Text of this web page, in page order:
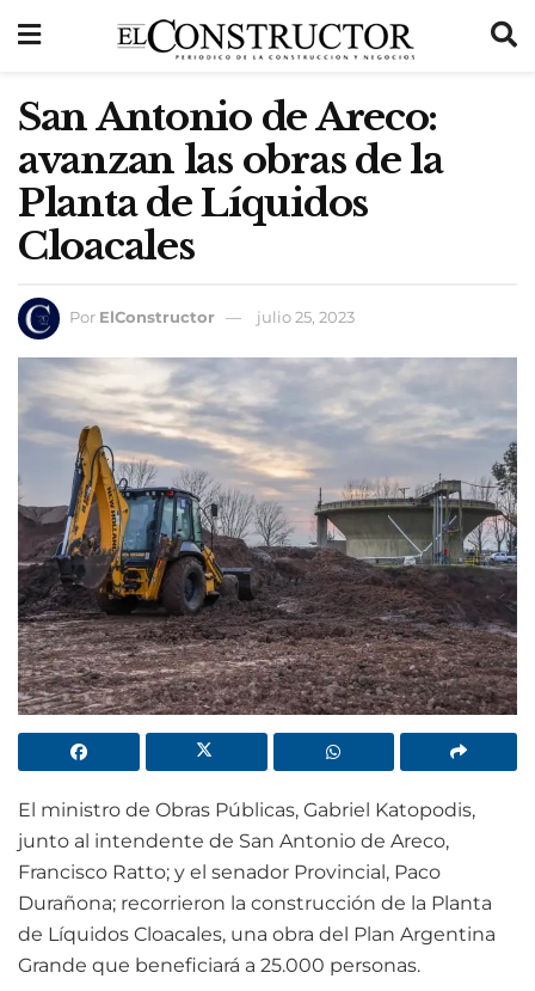
San Antonio de Areco:
avanzan las obras de la
Planta de Líquidos
Cloacales
Por ElConstructor julio 25, 2023
El ministro de Obras Públicas, Gabriel Katopodis,
junto al intendente de San Antonio de Areco,
Francisco Ratto; y el senador Provincial, Paco
Durañona; recorrieron la construcción de la Planta
de Líquidos Cloacales, una obra del Plan Argentina
Grande que beneficiará a 25.000 personas.